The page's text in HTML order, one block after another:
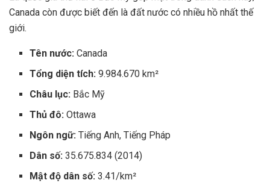
Canada còn được biết đến là đất nước có nhiều hồ nhất thế
giới.
Tên nước: Canada
Tổng diện tích: 9.984.670 km²
Châu lục: Bắc Mỹ
Thủ đô: Ottawa
Ngôn ngữ: Tiếng Anh, Tiếng Pháp
Dân số: 35.675.834 (2014)
Mật độ dân số: 3.41/km²